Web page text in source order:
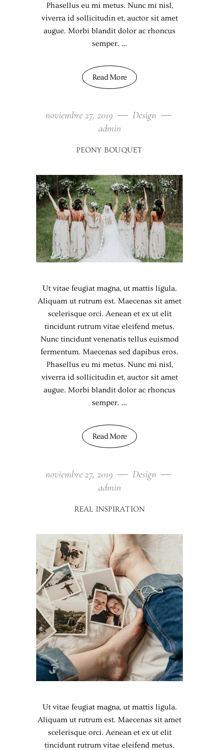
Phasellus eu mi metus. Nunc mi nisl,
viverra id sollicitudin et, auctor sit amet
augue. Morbi blandit dolor ac rhoncus
semper.
Read More
noviembre 27, 2019
Design
admin
PEONY BOUQUET
Ut vitae feugiat magna, ut mattis ligula.
Aliquam ut rutrum est. Maecenas sit amet
scelerisque orci. Aenean et ex ut elit
tincidunt rutrum vitae eleifend metus.
Nunc tincidunt venenatis tellus euismod
fermentum. Maecenas sed dapibus eros.
Phasellus eu mi metus. Nunc mi nisl,
viverra id sollicitudin et, auctor sit amet
augue. Morbi blandit dolor ac rhoncus
semper.
Read More
noviembre 27, 2019
Design
admin
REAL INSPIRATION
Ut vitae feugiat magna, ut mattis ligula.
Aliquam ut rutrum est. Maecenas sit amet
scelerisque orci. Aenean et ex ut elit
tincidunt rutrum vitae eleifend metus.